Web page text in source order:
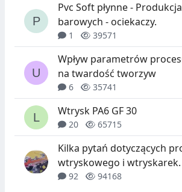
Pvc Soft płynne -
barowych - ociekaczy.
1 39571
Wpływ parametrów
na twardość tworzyw
6 35741
Wtrysk PA6 GF 30
20 65715
Kilka pytań dotyczących
wtryskowego i wtryskarek.
92 94168